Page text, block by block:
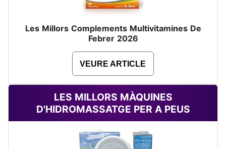
Les Millors Complements Multivitamines De
Febrer 2026
VEURE ARTICLE
LES MILLORS MÀQUINES
D'HIDROMASSATGE PER A PEUS